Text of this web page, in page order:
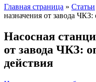
Главная страница » Статьи
назначения от завода
Насосная
от завода ЧКЗ:
действия